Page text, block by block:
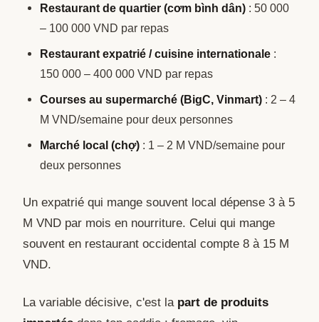
Restaurant de quartier (cơm bình dân) : 50 000
– 100 000 VND par repas
Restaurant expatrié / cuisine internationale :
150 000 – 400 000 VND par repas
Courses au supermarché (BigC, Vinmart) : 2 – 4
M VND/semaine pour deux personnes
Marché local (chợ) : 1 – 2 M VND/semaine pour
deux personnes
Un expatrié qui mange souvent local dépense 3 à 5
M VND par mois en nourriture. Celui qui mange
souvent en restaurant occidental compte 8 à 15 M
VND.
La variable décisive, c'est la part de produits